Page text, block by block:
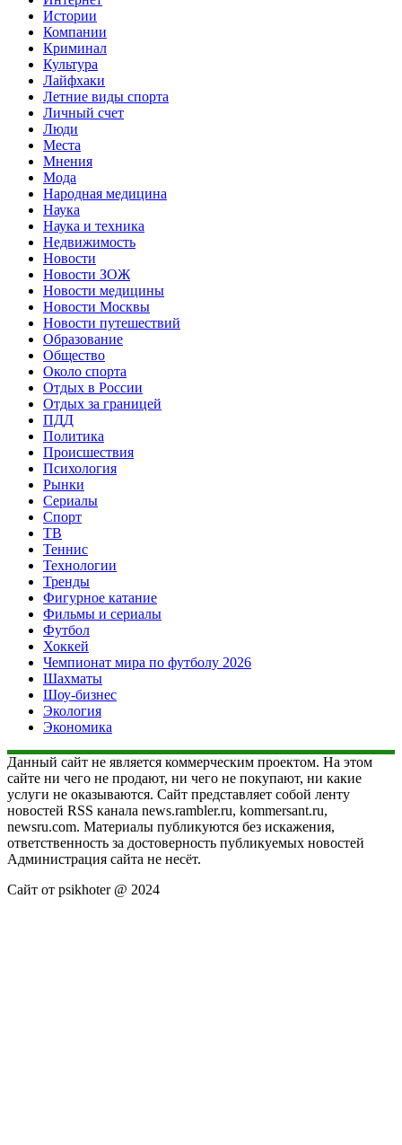
Истории
Компании
Криминал
Культура
Лайфхаки
Летние виды спорта
Личный счет
Люди
Места
Мнения
Мода
Народная медицина
Наука
Наука и техника
Недвижимость
Новости
Новости ЗОЖ
Новости медицины
Новости Москвы
Новости путешествий
Образование
Общество
Около спорта
Отдых в России
Отдых за границей
ПДД
Политика
Происшествия
Психология
Рынки
Сериалы
Спорт
ТВ
Теннис
Технологии
Тренды
Фигурное катание
Фильмы и сериалы
Футбол
Хоккей
Чемпионат мира по футболу 2026
Шахматы
Шоу-бизнес
Экология
Экономика
Данный сайт не является коммерческим проектом. На этом
сайте ни чего не продают, ни чего не покупают, ни какие
услуги не оказываются. Сайт представляет собой ленту
новостей RSS канала news.rambler.ru, kommersant.ru,
newsru.com. Материалы публикуются без искажения,
ответственность за достоверность публикуемых новостей
Администрация сайта не несёт.
Сайт от psikhoter @ 2024